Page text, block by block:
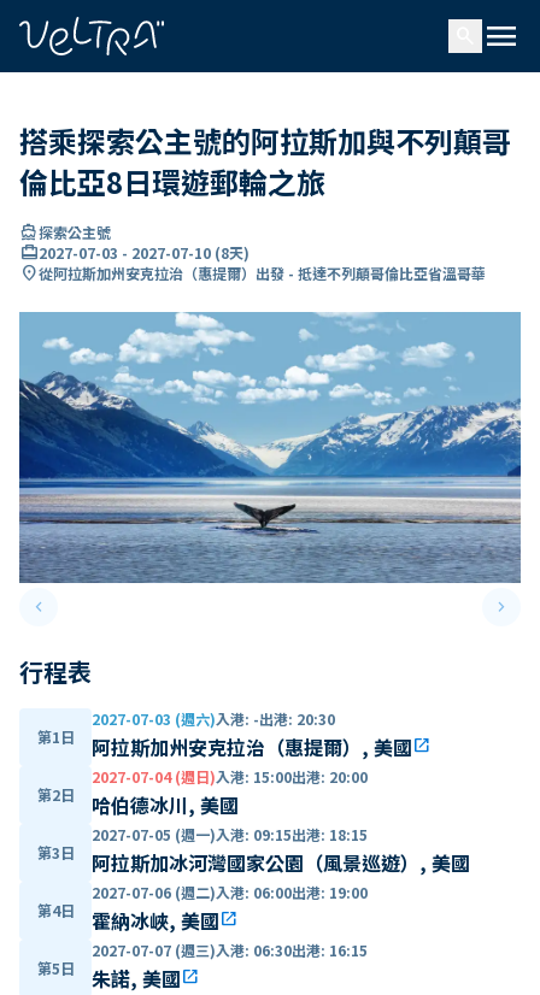
menu
搭乘探索公主號的阿拉斯加與不列顛哥
倫比亞8日環遊郵輪之旅
directions_boat探索公主號
card_travel2027-07-03 - 2027-07-10 (8天)
location_on從阿拉斯加州安克拉治（惠提爾）出發 - 抵達不列顛哥倫比亞省溫哥華
keyboard_arrow_leftPrevious slide keyboard_arrow_right
行程表
第1日
2027-07-03 (週六)入港: -出港: 20:30
阿拉斯加州安克拉治（惠提爾）, 美國open_in_new
第2日
2027-07-04 (週日)入港: 15:00出港: 20:00
哈伯德冰川, 美國
第3日
2027-07-05 (週一)入港: 09:15出港: 18:15
阿拉斯加冰河灣國家公園（風景巡遊）, 美國
第4日
2027-07-06 (週二)入港: 06:00出港: 19:00
霍納冰峽, 美國open_in_new
第5日
2027-07-07 (週三)入港: 06:30出港: 16:15
朱諾, 美國open_in_new